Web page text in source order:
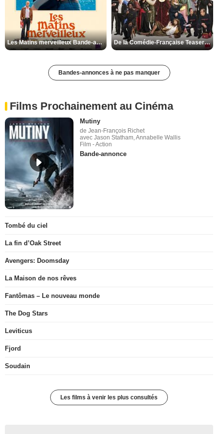
Les Matins merveilleux Bande-annonce VF De la Comédie-Française Teaser VF
Bandes-annonces à ne pas manquer
Films Prochainement au Cinéma
Mutiny
de Jean-François Richet
avec Jason Statham, Annabelle Wallis
Film - Action
Bande-annonce
Tombé du ciel
La fin d’Oak Street
Avengers: Doomsday
La Maison de nos rêves
Fantômas – Le nouveau monde
The Dog Stars
Leviticus
Fjord
Soudain
Les films à venir les plus consultés